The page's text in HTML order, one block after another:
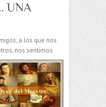
UNA
a los que nos
nos sentimos